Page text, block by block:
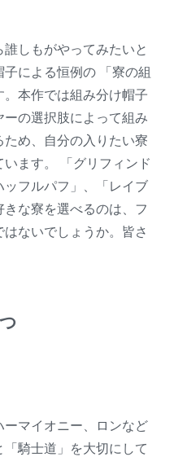
しもがやってみたいと
による恒例の 「寮の組
本作では組み分け帽子
の選択肢によって組み
め、自分の入りたい寮
ます。 「グリフィンド
フルパフ」、「レイブ
な寮を選べるのは、フ
ないでしょうか。皆さ
マイオニー、ロンなど
騎士道」を大切にして